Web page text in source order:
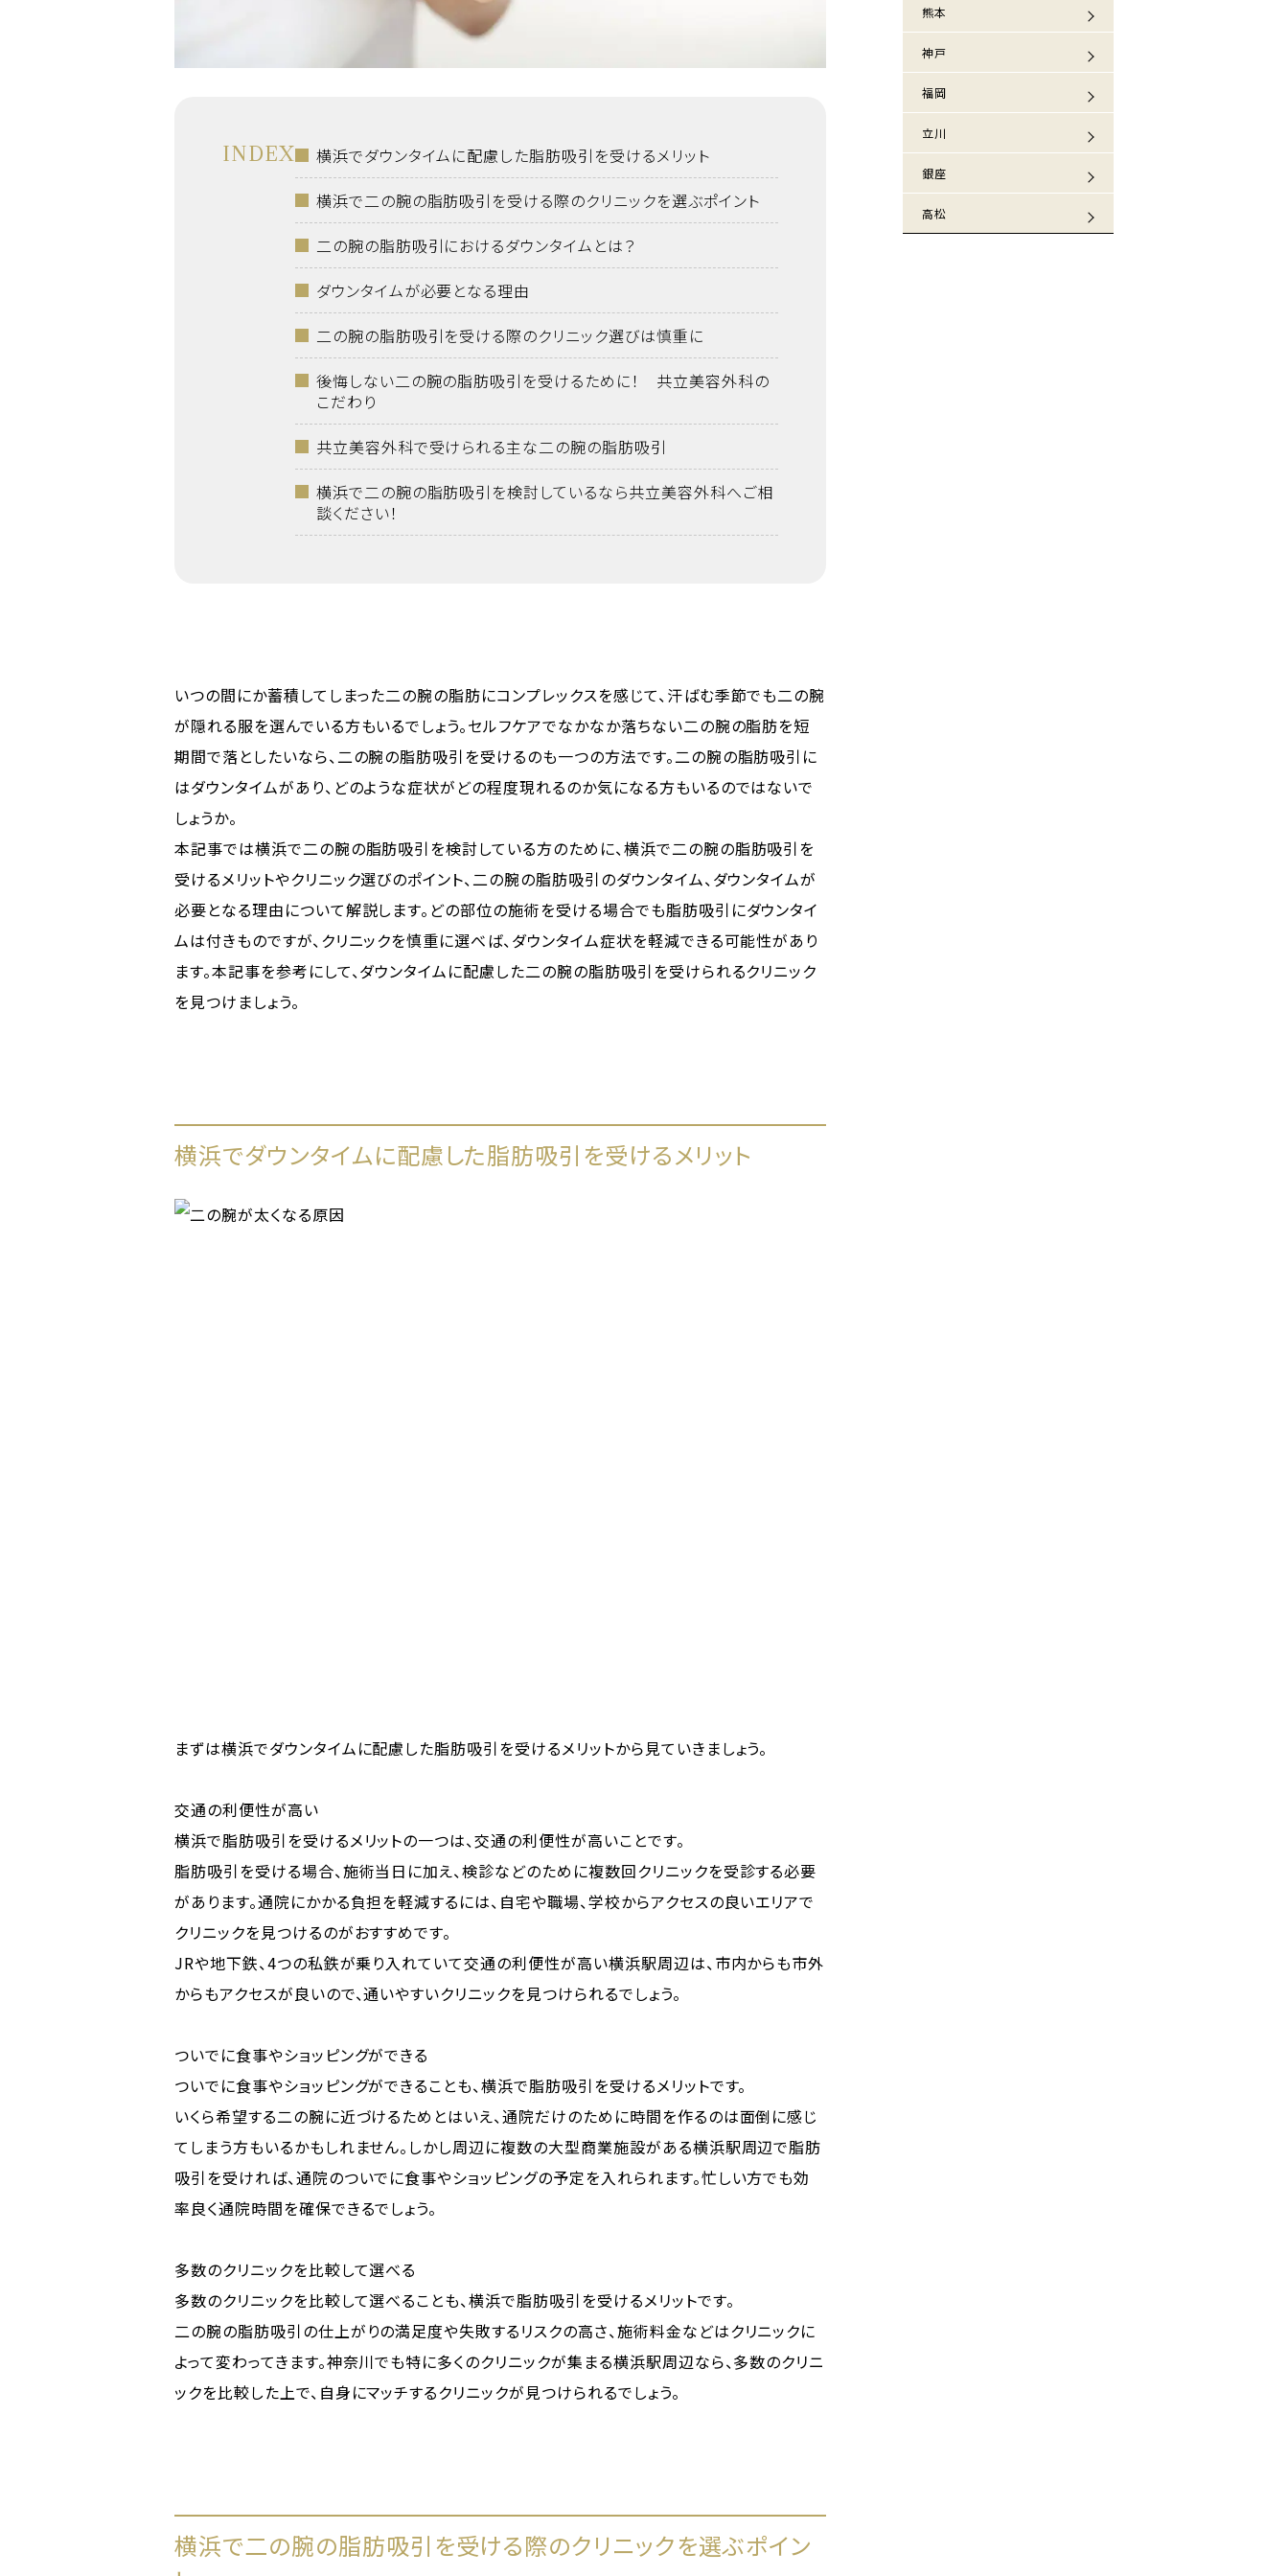
INDEX
横浜でダウンタイムに配慮した脂肪吸引を受けるメリット
横浜で二の腕の脂肪吸引を受ける際のクリニックを選ぶポイント
二の腕の脂肪吸引におけるダウンタイムとは？
ダウンタイムが必要となる理由
二の腕の脂肪吸引を受ける際のクリニック選びは慎重に
後悔しない二の腕の脂肪吸引を受けるために！ 共立美容外科の
こだわり
共立美容外科で受けられる主な二の腕の脂肪吸引
横浜で二の腕の脂肪吸引を検討しているなら共立美容外科へご相
談ください！
いつの間にか蓄積してしまった二の腕の脂肪にコンプレックスを感じて、汗ばむ季節でも二の腕
が隠れる服を選んでいる方もいるでしょう。セルフケアでなかなか落ちない二の腕の脂肪を短
期間で落としたいなら、二の腕の脂肪吸引を受けるのも一つの方法です。二の腕の脂肪吸引に
はダウンタイムがあり、どのような症状がどの程度現れるのか気になる方もいるのではないで
しょうか。
本記事では横浜で二の腕の脂肪吸引を検討している方のために、横浜で二の腕の脂肪吸引を
受けるメリットやクリニック選びのポイント、二の腕の脂肪吸引のダウンタイム、ダウンタイムが
必要となる理由について解説します。どの部位の施術を受ける場合でも脂肪吸引にダウンタイ
ムは付きものですが、クリニックを慎重に選べば、ダウンタイム症状を軽減できる可能性があり
ます。本記事を参考にして、ダウンタイムに配慮した二の腕の脂肪吸引を受けられるクリニック
を見つけましょう。
横浜でダウンタイムに配慮した脂肪吸引を受けるメリット
まずは横浜でダウンタイムに配慮した脂肪吸引を受けるメリットから見ていきましょう。
交通の利便性が高い
横浜で脂肪吸引を受けるメリットの一つは、交通の利便性が高いことです。
脂肪吸引を受ける場合、施術当日に加え、検診などのために複数回クリニックを受診する必要
があります。通院にかかる負担を軽減するには、自宅や職場、学校からアクセスの良いエリアで
クリニックを見つけるのがおすすめです。
JRや地下鉄、4つの私鉄が乗り入れていて交通の利便性が高い横浜駅周辺は、市内からも市外
からもアクセスが良いので、通いやすいクリニックを見つけられるでしょう。
ついでに食事やショッピングができる
ついでに食事やショッピングができることも、横浜で脂肪吸引を受けるメリットです。
いくら希望する二の腕に近づけるためとはいえ、通院だけのために時間を作るのは面倒に感じ
てしまう方もいるかもしれません。しかし周辺に複数の大型商業施設がある横浜駅周辺で脂肪
吸引を受ければ、通院のついでに食事やショッピングの予定を入れられます。忙しい方でも効
率良く通院時間を確保できるでしょう。
多数のクリニックを比較して選べる
多数のクリニックを比較して選べることも、横浜で脂肪吸引を受けるメリットです。
二の腕の脂肪吸引の仕上がりの満足度や失敗するリスクの高さ、施術料金などはクリニックに
よって変わってきます。神奈川でも特に多くのクリニックが集まる横浜駅周辺なら、多数のクリニ
ックを比較した上で、自身にマッチするクリニックが見つけられるでしょう。
横浜で二の腕の脂肪吸引を受ける際のクリニックを選ぶポイン
熊本
神戸
福岡
立川
銀座
高松